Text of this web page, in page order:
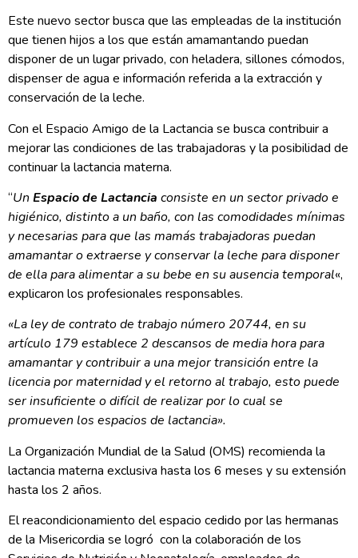
Este nuevo sector busca que las empleadas de la institución
que tienen hijos a los que están amamantando puedan
disponer de un lugar privado, con heladera, sillones cómodos,
dispenser de agua e información referida a la extracción y
conservación de la leche.
Con el Espacio Amigo de la Lactancia se busca contribuir a
mejorar las condiciones de las trabajadoras y la posibilidad de
continuar la lactancia materna.
“Un Espacio de Lactancia consiste en un sector privado e
higiénico, distinto a un baño, con las comodidades mínimas
y necesarias para que las mamás trabajadoras puedan
amamantar o extraerse y conservar la leche para disponer
de ella para alimentar a su bebe en su ausenciatemporal«,
explicaron los profesionales responsables.
«La ley de contrato de trabajo número 20744, en su
artículo 179 establece 2 descansos de media hora para
amamantar y contribuir a una mejor transición entre la
licencia por maternidad y el retorno al trabajo, esto puede
ser insuficiente o difícil de realizar por lo cual se
promueven los espacios de lactancia».
La Organización Mundial de la Salud (OMS) recomienda la
lactancia materna exclusiva hasta los 6 meses y su extensión
hasta los 2 años.
El reacondicionamiento del espacio cedido por las hermanas
de la Misericordia se logró con la colaboración de los